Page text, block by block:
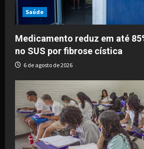
Saúde
Medicamento reduz em até
no SUS por fibrose cística
6 de agosto de 2026